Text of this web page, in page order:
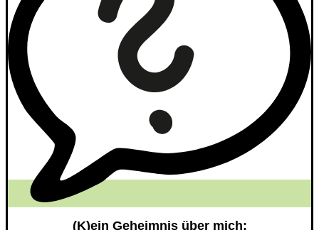
(K)ein Geheimnis über mich: